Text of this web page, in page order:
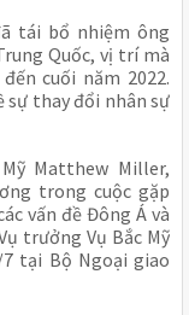
tái bổ nhiệm ông
Quốc, vị trí mà
cuối năm 2022.
sự thay đổi nhân sự
Matthew Miller,
trong cuộc gặp
vấn đề Đông Á và
trưởng Vụ Bắc Mỹ
tại Bộ Ngoại giao